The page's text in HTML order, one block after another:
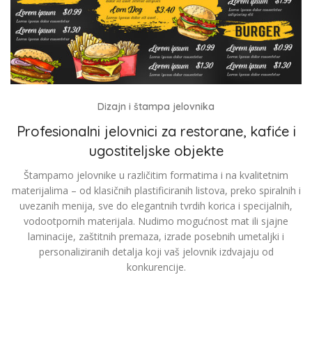
Dizajn i štampa jelovnika
Profesionalni jelovnici za restorane, kafiće i
ugostiteljske objekte
Štampamo jelovnike u različitim formatima i na kvalitetnim
materijalima – od klasičnih plastificiranih listova, preko spiralnih i
uvezanih menija, sve do elegantnih tvrdih korica i specijalnih,
vodootpornih materijala. Nudimo mogućnost mat ili sjajne
laminacije, zaštitnih premaza, izrade posebnih umetaljki i
personaliziranih detalja koji vaš jelovnik izdvajaju od
konkurencije.